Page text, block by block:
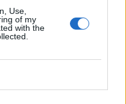
Use,
of my
with the